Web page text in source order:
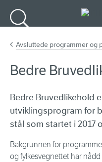
Avsluttede programmer og
Bedre
Bedre Bruvedlikehold
utviklingsprogram for
stål som startet i 2017
Bakgrunnen for
og fylkesvegnettet har